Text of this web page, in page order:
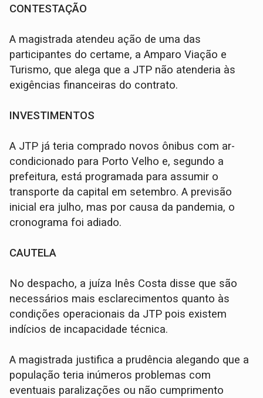
CONTESTAÇÃO
A magistrada atendeu ação de uma das
participantes do certame, a Amparo Viação e
Turismo, que alega que a JTP não atenderia às
exigências financeiras do contrato.
INVESTIMENTOS
A JTP já teria comprado novos ônibus com ar-
condicionado para Porto Velho e, segundo a
prefeitura, está programada para assumir o
transporte da capital em setembro. A previsão
inicial era julho, mas por causa da pandemia, o
cronograma foi adiado.
CAUTELA
No despacho, a juíza Inês Costa disse que são
necessários mais esclarecimentos quanto às
condições operacionais da JTP pois existem
indícios de incapacidade técnica.
A magistrada justifica a prudência alegando que a
população teria inúmeros problemas com
eventuais paralizações ou não cumprimento